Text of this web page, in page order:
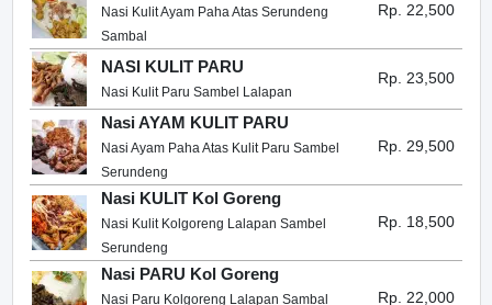
Nasi Kulit Ayam Paha Atas Serundeng
Sambal
Rp. 22,500
NASI KULIT PARU
Nasi Kulit Paru Sambel Lalapan
Rp. 23,500
Nasi AYAM KULIT PARU
Nasi Ayam Paha Atas Kulit Paru Sambel
Serundeng
Rp. 29,500
Nasi KULIT Kol Goreng
Nasi Kulit Kolgoreng Lalapan Sambel
Serundeng
Rp. 18,500
Nasi PARU Kol Goreng
Nasi Paru Kolgoreng Lalapan Sambal
Rp. 22,000